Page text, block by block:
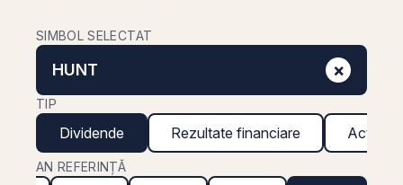
SIMBOL SELECTAT
HUNT ×
TIP
Dividende Rezultate financiare Acțiuni
AN REFERINȚĂ